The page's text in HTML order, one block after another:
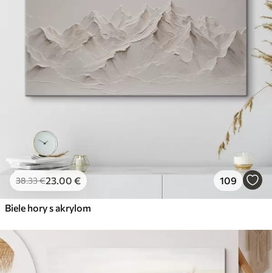
38.33€23.00 € 109
Biele hory s akrylom